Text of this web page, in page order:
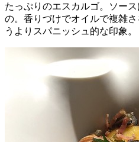
たっぷりのエスカルゴ。ソー
の。香りづけでオイルで複雑
うよりスパニッシュ的な印象。